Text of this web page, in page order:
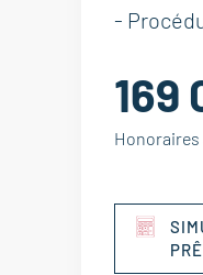
-
169
Honoraires